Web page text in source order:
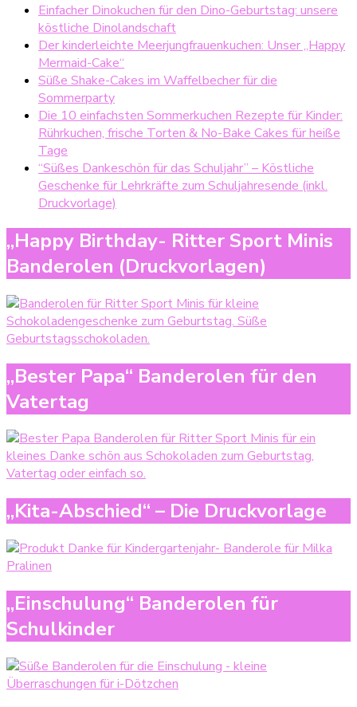
Einfacher Dinokuchen für den Dino-Geburtstag: unsere
köstliche Dinolandschaft
Der kinderleichte Meerjungfrauenkuchen: Unser „Happy
Mermaid-Cake“
Süße Shake-Cakes im Waffelbecher für die
Sommerparty
Die 10 einfachsten Sommerkuchen Rezepte für Kinder:
Rührkuchen, frische Torten & No-Bake Cakes für heiße
Tage
“Süßes Dankeschön für das Schuljahr” – Köstliche
Geschenke für Lehrkräfte zum Schuljahresende (inkl.
Druckvorlage)
„Happy Birthday- Ritter Sport Minis
Banderolen (Druckvorlagen)
„Bester Papa“ Banderolen für den
Vatertag
„Kita-Abschied“ – Die Druckvorlage
„Einschulung“ Banderolen für
Schulkinder